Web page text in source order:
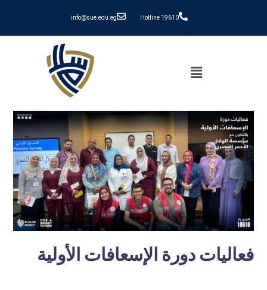
info@sue.edu.eg Hotline 19610
فعاليات دورة الإسعافات الأولية